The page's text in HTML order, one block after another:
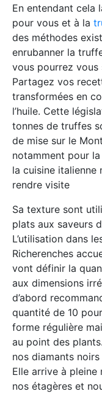
En entendant cela
pour vous et à la
des méthodes
enrubanner la
vous pourrez vous
Partagez vos
transformées en
l’huile. Cette
tonnes de truffes
de mise sur le
notamment pour
la cuisine italienne
rendre visite
Sa texture sont
plats aux saveurs
L’utilisation dans
Richerenches
vont définir la
aux dimensions
d’abord
quantité de 10
forme régulière
au point des
nos diamants
Elle arrive à
nos étagères et